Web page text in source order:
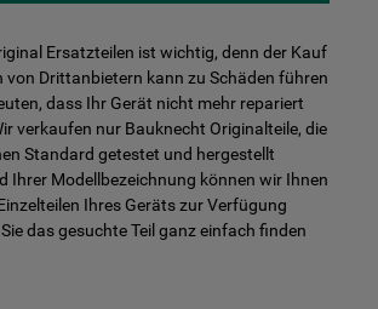
Ersatzteilen ist wichtig, denn der Kauf
von Drittanbietern kann zu Schäden führen
dass Ihr Gerät nicht mehr repariert
verkaufen nur Bauknecht Originalteile, die
Standard getestet und hergestellt
Ihrer Modellbezeichnung können wir Ihnen
Ihres Geräts zur Verfügung
das gesuchte Teil ganz einfach finden